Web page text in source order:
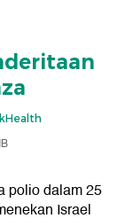
polio dalam 25
Israel